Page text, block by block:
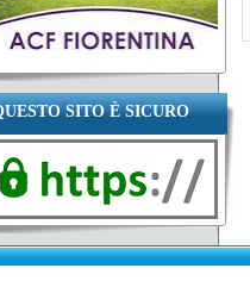
SITO È SICURO